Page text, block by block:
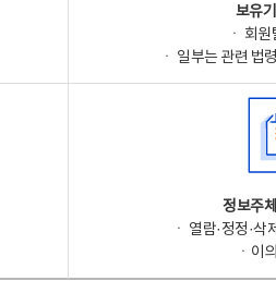
보유
ㆍ 회
ㆍ 일부는 관련 법
정보주
ㆍ 열람·정정·삭
ㆍ이